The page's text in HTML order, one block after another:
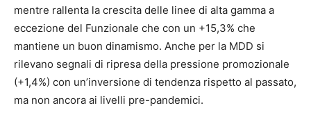
mentre rallenta la crescita delle linee di alta gamma a
eccezione del Funzionale che con un +15,3% che
mantiene un buon dinamismo. Anche per la MDD si
rilevano segnali di ripresa della pressione promozionale
(+1,4%) con un’inversione di tendenza rispetto al passato,
ma non ancora ai livelli pre-pandemici.